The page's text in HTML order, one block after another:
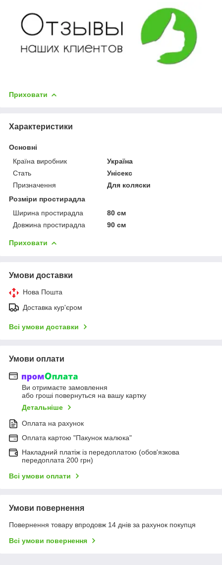
Приховати
Характеристики
Основні
Країна виробник
Україна
Стать
Унісекс
Призначення
Для коляски
Розміри простирадла
Ширина простирадла
80 см
Довжина простирадла
90 см
Приховати
Умови доставки
Нова Пошта
Доставка кур'єром
Всі умови доставки
Умови оплати
Ви отримаєте замовлення
або гроші повернуться на вашу картку
Детальніше
Оплата на рахунок
Оплата картою "Пакунок малюка"
Накладний платіж із передоплатою (обов'язкова
передоплата 200 грн)
Всі умови оплати
Умови повернення
Повернення товару впродовж 14 днів за рахунок покупця
Всі умови повернення